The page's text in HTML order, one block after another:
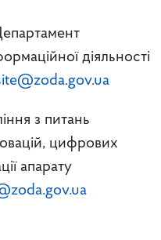
діяльності
з питань
цифрових
апарату